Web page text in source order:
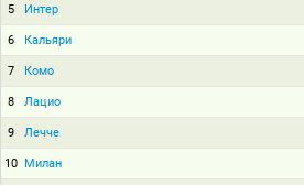
5 Интер
6 Кальяри
7 Комо
8 Лацио
9 Лечче
10 Милан